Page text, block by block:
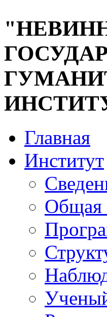
Главная
Институт
Общая